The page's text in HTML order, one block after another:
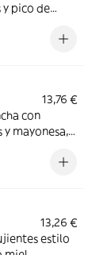
y pico de
13,76 €
con
y mayonesa,
y lima.
13,26 €
estilo